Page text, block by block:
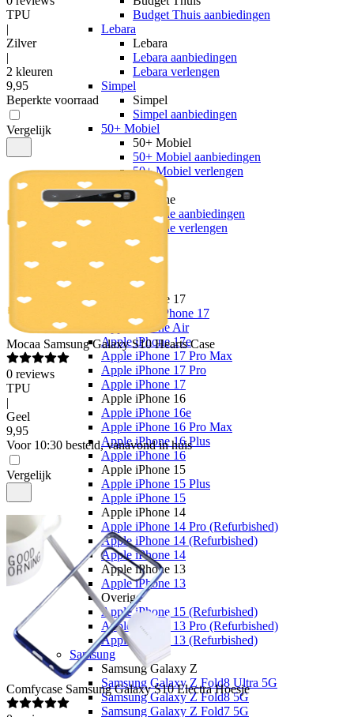
Budget Thuis aanbiedingen
Lebara
Lebara
Lebara aanbiedingen
Lebara verlengen
Simpel
Simpel
Simpel aanbiedingen
50+ Mobiel
50+ Mobiel
50+ Mobiel aanbiedingen
50+ Mobiel verlengen
Youfone
Youfone aanbiedingen
Youfone verlengen
Alle telefoons
Alle aanbiedingen
Merken
Apple
Apple iPhone 17
Alle Apple iPhone 17
Apple iPhone Air
Apple iPhone 17e
Apple iPhone 17 Pro Max
Apple iPhone 17 Pro
Apple iPhone 17
Apple iPhone 16
Apple iPhone 16e
Apple iPhone 16 Pro Max
Apple iPhone 16 Plus
Apple iPhone 16
Apple iPhone 15
Apple iPhone 15 Plus
Apple iPhone 15
Apple iPhone 14
Apple iPhone 14 Pro (Refurbished)
Apple iPhone 14 (Refurbished)
Apple iPhone 14
Apple iPhone 13
Apple iPhone 13
Overige
Apple iPhone 15 (Refurbished)
Apple iPhone 13 Pro (Refurbished)
Apple iPhone 13 (Refurbished)
Samsung
Samsung Galaxy Z
Samsung Galaxy Z Fold8 Ultra 5G
Samsung Galaxy Z Fold8 5G
Samsung Galaxy Z Fold7 5G
TPU
|
Zilver
|
2 kleuren
9,95
Beperkte voorraad
Vergelijk
Mocaa Samsung Galaxy S10 Hearts Case
0 reviews
TPU
|
Geel
9,95
Voor 10:30 besteld, vanavond in huis
Vergelijk
Comfycase Samsung Galaxy S10 Electra Hoesje